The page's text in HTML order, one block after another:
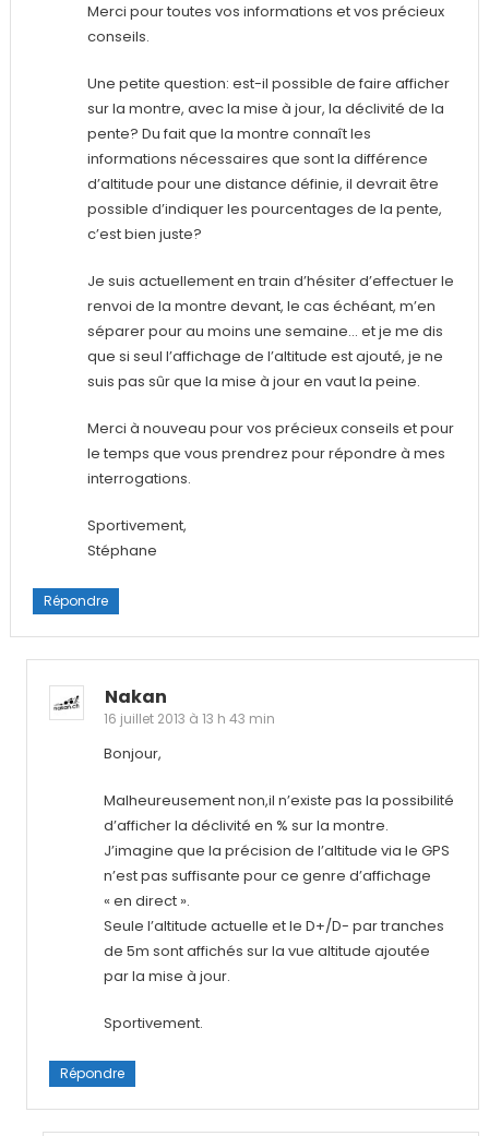
Merci pour toutes vos informations et vos précieux
conseils.
Une petite question: est-il possible de faire afficher
sur la montre, avec la mise à jour, la déclivité de la
pente? Du fait que la montre connaît les
informations nécessaires que sont la différence
d’altitude pour une distance définie, il devrait être
possible d’indiquer les pourcentages de la pente,
c’est bien juste?
Je suis actuellement en train d’hésiter d’effectuer le
renvoi de la montre devant, le cas échéant, m’en
séparer pour au moins une semaine… et je me dis
que si seul l’affichage de l’altitude est ajouté, je ne
suis pas sûr que la mise à jour en vaut la peine.
Merci à nouveau pour vos précieux conseils et pour
le temps que vous prendrez pour répondre à mes
interrogations.
Sportivement,
Stéphane
Répondre
Nakan
16 juillet 2013 à 13 h 43 min
Bonjour,
Malheureusement non,il n’existe pas la possibilité
d’afficher la déclivité en % sur la montre.
J’imagine que la précision de l’altitude via le GPS
n’est pas suffisante pour ce genre d’affichage
« en direct ».
Seule l’altitude actuelle et le D+/D- par tranches
de 5m sont affichés sur la vue altitude ajoutée
par la mise à jour.
Sportivement.
Répondre